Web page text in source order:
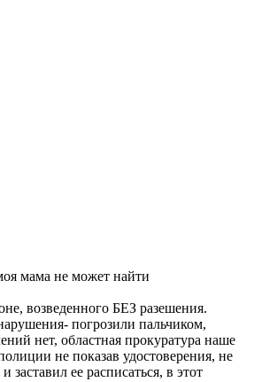
мама не может найти
возведенного БЕЗ разешения.
погрозили пальчиком,
нет, областная прокуратура наше
не показав удостоверения, не
ее расписаться, в этот